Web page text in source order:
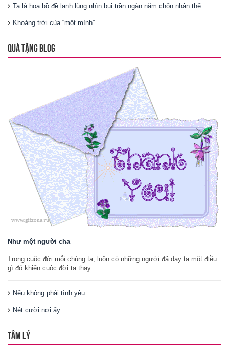
Ta là hoa bồ đề lạnh lùng nhìn bụi trần ngàn năm chốn nhân thế
Khoảng trời của “một mình”
QUÀ TẶNG BLOG
Như một người cha
Trong cuộc đời mỗi chúng ta, luôn có những người đã dạy ta một điều
gì đó khiến cuộc đời ta thay ...
Nếu không phải tình yêu
Nét cười nơi ấy
TÂM LÝ